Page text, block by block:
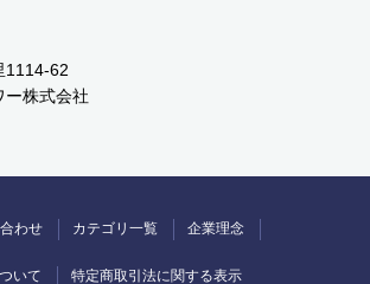
1114-62
ー株式会社
わせ カテゴリ一覧 企業理念
いて 特定商取引法に関する表示